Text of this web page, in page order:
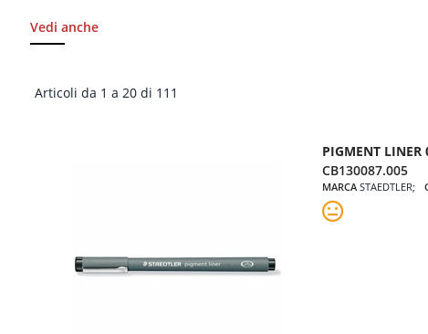
Vedi anche
Articoli da 1 a 20 di 111
PIGMENT LINER
CB130087.005
MARCA STAEDTLER